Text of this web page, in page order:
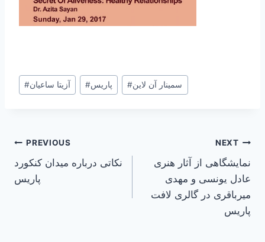
Post
Tags:
#آزیتا ساعیان #پاریس #سمینار آن لاین
Post
navigation
PREVIOUS
نکاتی درباره میدان کنکورد
پاریس
NEXT
نمایشگاهی از آثار هنری
عادل یونسی و مهدی
میرباقری در گالری لافت
پاریس